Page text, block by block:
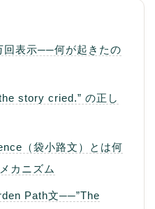
回表示──何が起きたの
story cried.” の正し
（袋小路文）とは何
カニズム
Path文──”The